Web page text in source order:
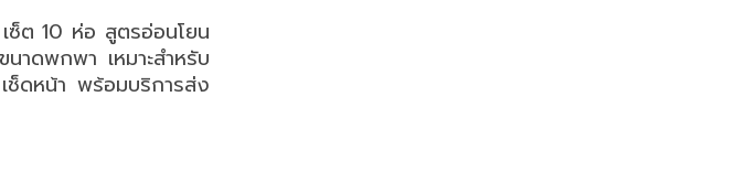
ซ็ต 10 ห่อ สูตรอ่อนโยน
าดพกพา เหมาะสำหรับ
ช็ดหน้า พร้อมบริการส่ง